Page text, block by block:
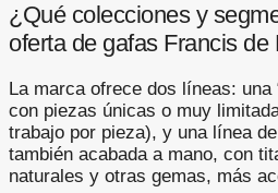
¿Qué colecciones y
oferta de gafas Francis de
La marca ofrece dos líneas: una
con piezas únicas o muy
trabajo por pieza), y una línea
también acabada a mano, con
naturales y otras gemas, más